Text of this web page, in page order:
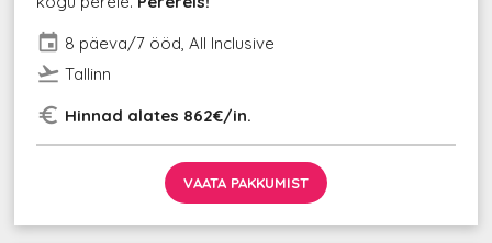
event 8 päeva/7 ööd, All Inclusive
flight_takeoff Tallinn
euro_symbol Hinnad alates 862€/in.
VAATA PAKKUMIST